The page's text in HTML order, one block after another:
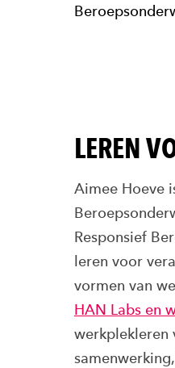
LEREN
Aimee Hoeve
Responsief
leren voor
vormen van
HAN Labs en
werkplekleren